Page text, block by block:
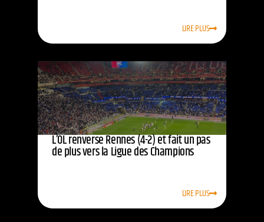
LIRE PLUS
L’OL renverse Rennes (4-2) et fait un pas
de plus vers la Ligue des Champions
LIRE PLUS